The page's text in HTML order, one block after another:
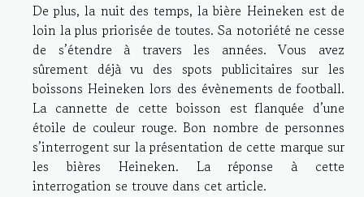
De plus, la nuit des temps, la bière Heineken est de
loin la plus priorisée de toutes. Sa notoriété ne cesse
de s’étendre à travers les années. Vous avez
sûrement déjà vu des spots publicitaires sur les
boissons Heineken lors des évènements de football.
La cannette de cette boisson est flanquée d’une
étoile de couleur rouge. Bon nombre de personnes
s’interrogent sur la présentation de cette marque sur
les bières Heineken. La réponse à cette
interrogation se trouve dans cet article.